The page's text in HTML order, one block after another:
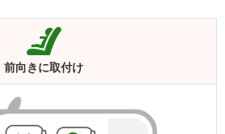
前向きに取付け